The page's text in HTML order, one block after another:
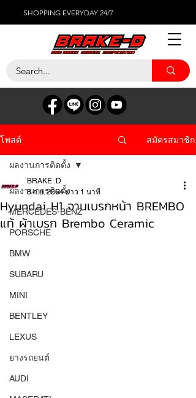
SHOPPING EVERYDAY 24/7
โพสต์ สมัครสมาชิก
ผลงานการติดตั้ง
MERCEDES-BENZ
PORSCHE
BMW
SUBARU
MINI
BENTLEY
LEXUS
ยางรถยนต์
AUDI
ผลงานการติดตั้ง
Hyundai H1 จานเบรกหน้า BREMBO
แท้ ผ้าเบรก Brembo Ceramic
BRAKE :D
8 ก.ย. 2564 ยาว 1 นาที